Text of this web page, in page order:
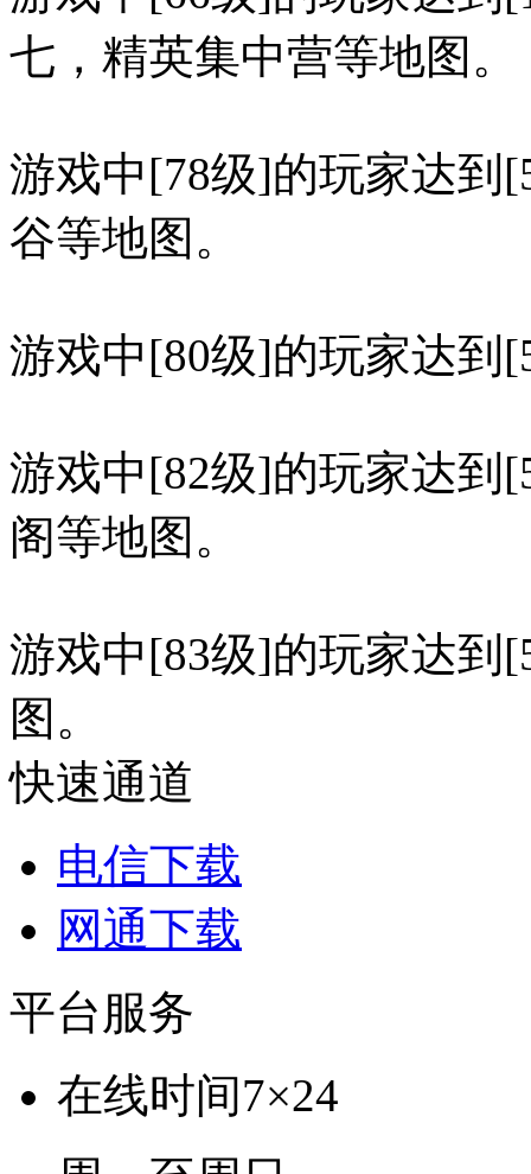
七，精英集中营等地图。
游戏中[78级]的玩家达到
谷等地图。
游戏中[80级]的玩家达到
游戏中[82级]的玩家达到
阁等地图。
游戏中[83级]的玩家达到
图。
快速通道
电信下载
网通下载
平台服务
在线时间7×24